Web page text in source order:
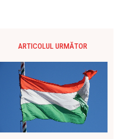
ARTICOLUL URMĂTOR